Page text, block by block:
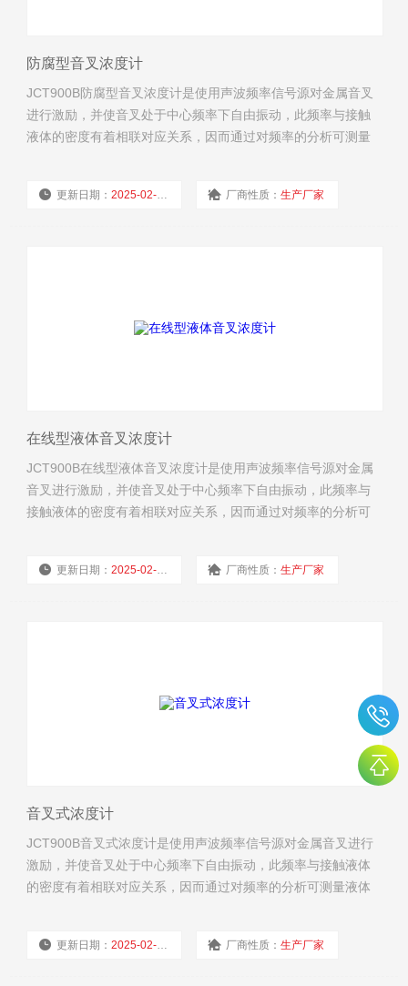
防腐型音叉浓度计
JCT900B防腐型音叉浓度计是使用声波频率信号源对金属音叉
进行激励，并使音叉处于中心频率下自由振动，此频率与接触
液体的密度有着相联对应关系，因而通过对频率的分析可测量
更新日期：2025-02-19 厂商性质：生产厂家
在线型液体音叉浓度计
JCT900B在线型液体音叉浓度计是使用声波频率信号源对金属
音叉进行激励，并使音叉处于中心频率下自由振动，此频率与
接触液体的密度有着相联对应关系，因而通过对频率的分析可
值。 更新日期：2025-02-19 厂商性质：生产厂家
音叉式浓度计
JCT900B音叉式浓度计是使用声波频率信号源对金属音叉进行
激励，并使音叉处于中心频率下自由振动，此频率与接触液体
的密度有着相联对应关系，因而通过对频率的分析可测量液体
更新日期：2025-02-19 厂商性质：生产厂家